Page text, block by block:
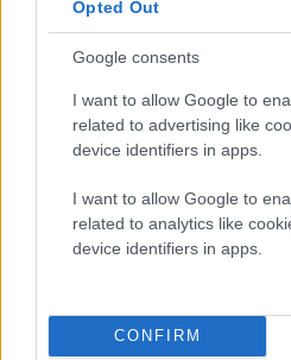
Opted Out
Google consents
I want to allow Google to
related to advertising like
device identifiers in apps.
I want to allow Google to
related to analytics like
device identifiers in apps.
CONFIRM
άκρα προκειμένου να
(Disclosure), θεωρώντας ότι
καθιερωμένη τάξη
βλέπουμε τον χαρακτήρα
εξελιγμένο μηχάνημα που
δυνάμεις ελέγχου του νου ή
Στην ταινία συμμετέχουν
Eve Hewson και ο Wyatt
παραγωγής που